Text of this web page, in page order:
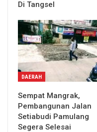
Di Tangsel
DAERAH
Sempat Mangrak,
Pembangunan Jalan
Setiabudi Pamulang
Segera Selesai